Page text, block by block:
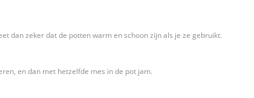
dan zeker dat de potten warm en schoon zijn als je ze gebruikt.
en dan met hetzelfde mes in de pot jam.